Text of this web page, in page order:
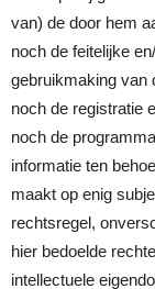
van) de door hem
noch de feitelijke
gebruikmaking van
noch de registratie
noch de
informatie ten
maakt op enig
rechtsregel,
hier bedoelde
intellectuele